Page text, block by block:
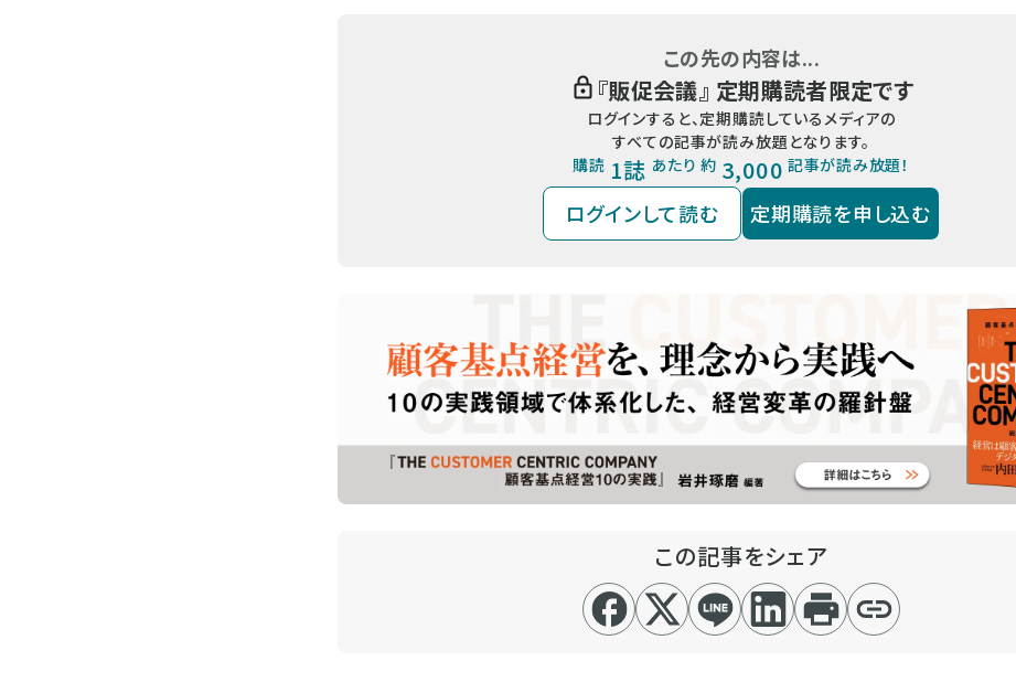
この先の内容は...
『販促会議』 定期購読者限定です
ログインすると、定期購読しているメディアの
すべての記事が読み放題となります。
購読 1誌 あたり 約 3,000 記事が読み放題！
ログインして読む 定期購読を申し込む
この記事をシェア